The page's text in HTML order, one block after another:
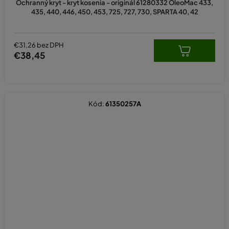
Ochranný kryt - kryt kosenia - originál 61280332 OleoMac 433,
435, 440, 446, 450, 453, 725, 727, 730, SPARTA 40, 42
€31,26 bez DPH
€38,45
Kód:61350257A